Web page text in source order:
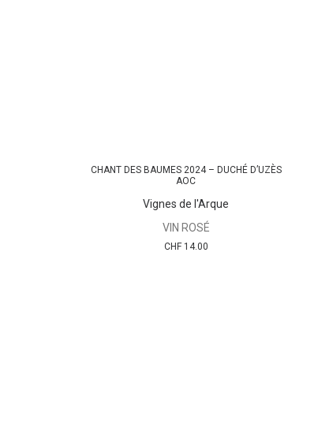
AJOUTER AU PANIER
CHANT DES BAUMES 2024 – DUCHÉ D’UZÈS
AOC
Vignes de l'Arque
VIN ROSÉ
CHF14.00